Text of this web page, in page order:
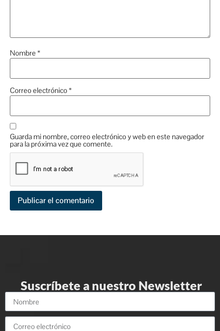
Nombre *
Correo electrónico*
Guarda mi nombre, correo electrónico y web en este navegador
para la próxima vez que comente.
Suscríbete a nuestro Newsletter